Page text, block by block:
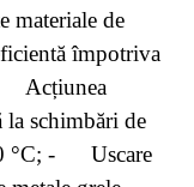
materiale de
împotriva
Acțiunea
schimbări de
°C; - Uscare